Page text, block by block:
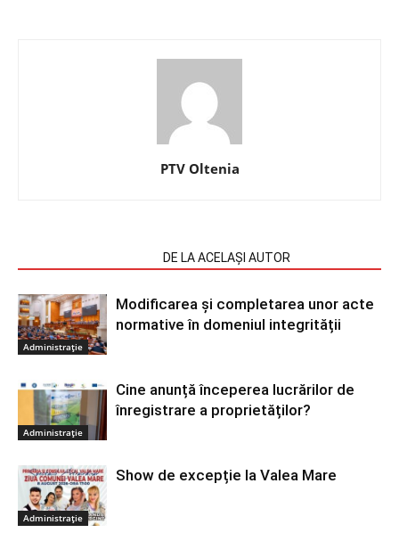
PTV Oltenia
DE LA ACELAȘI AUTOR
Administrație
Modificarea și completarea unor acte
normative în domeniul integrității
Administrație
Cine anunță începerea lucrărilor de
înregistrare a proprietăților?
Administrație
Show de excepție la Valea Mare